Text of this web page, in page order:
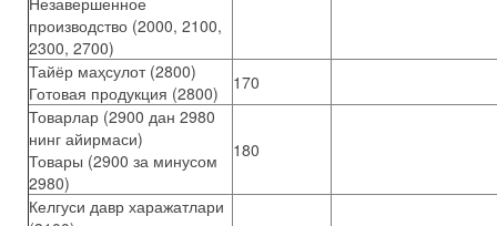
производство (2000, 2100,
2300, 2700)
Тайёр маҳсулот (2800)
Готовая продукция (2800)
170
Товарлар (2900 дан 2980
нинг айирмаси)
Товары (2900 за минусом
2980)
180
Келгуси давр харажатлари